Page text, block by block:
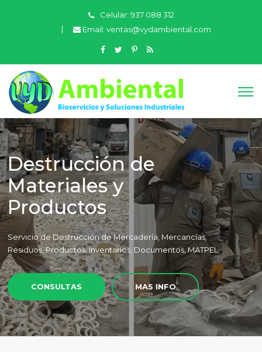
Celular: 937 088 312
Email: ventas@vydambiental.com
Destrucción de
Materiales y
Productos
Servicio de Destrucción de Mercadería, Mercancías,
Residuos, Productos, Inventarios, Documentos, MATPEL.
CONSULTAS MAS INFO